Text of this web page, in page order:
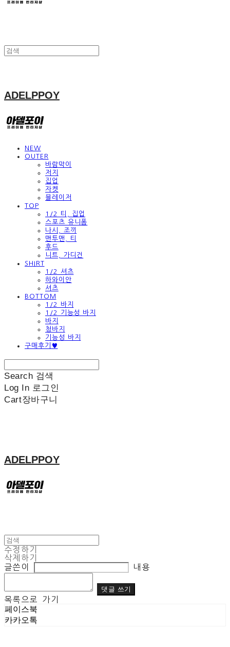
ADELPPOY
NEW
OUTER
바람막이
저지
집업
자켓
블레이저
TOP
1/2 티, 집업
스포츠 유니폼
나시, 조끼
맨투맨, 티
후드
니트, 가디건
SHIRT
1/2 셔츠
하와이안
셔츠
BOTTOM
1/2 바지
1/2 기능성 바지
바지
청바지
기능성 바지
구매후기♥
Search 검색
Log In 로그인
Cart장바구니
ADELPPOY
수정하기
삭제하기
글쓴이
내용
댓글 쓰기
목록으로 가기
페이스북
카카오톡